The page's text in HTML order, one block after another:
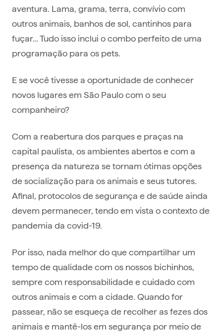
aventura. Lama, grama, terra, convívio com
outros animais, banhos de sol, cantinhos para
fuçar… Tudo isso inclui o combo perfeito de uma
programação para os pets.
E se você tivesse a oportunidade de conhecer
novos lugares em São Paulo com o seu
companheiro?
Com a reabertura dos parques e praças na
capital paulista, os ambientes abertos e com a
presença da natureza se tornam ótimas opções
de socialização para os animais e seus tutores.
Afinal, protocolos de segurança e de saúde ainda
devem permanecer, tendo em vista o contexto de
pandemia da covid-19.
Por isso, nada melhor do que compartilhar um
tempo de qualidade com os nossos bichinhos,
sempre com responsabilidade e cuidado com
outros animais e com a cidade. Quando for
passear, não se esqueça de recolher as fezes dos
animais e mantê-los em segurança por meio de